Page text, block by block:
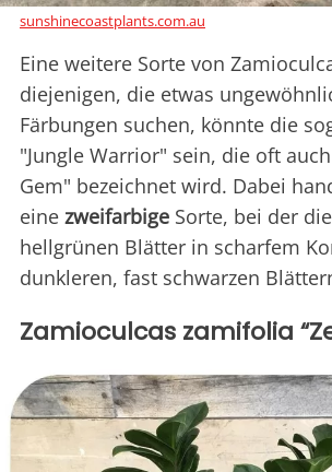
sunshinecoastplants.com.au
Eine weitere Sorte von
diejenigen, die etwas
Färbungen suchen, könnte die
"Jungle Warrior" sein, die oft
Gem" bezeichnet wird. Dabei
eine zweifarbige Sorte, bei der
hellgrünen Blätter in scharfem
dunkleren, fast schwarzen
Zamioculcas zamifolia